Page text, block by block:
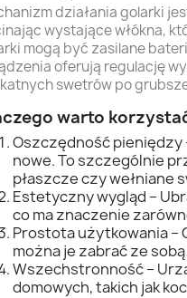
działania golarki
wystające włókna,
mogą być zasilane
oferują regulację
swetrów po
warto
Oszczędność pieniędzy
nowe. To szczególnie
płaszcze czy wełniane
Estetyczny wygląd –
co ma znaczenie
Prostota użytkowania –
można je zabrać ze
Wszechstronność –
domowych, takich jak